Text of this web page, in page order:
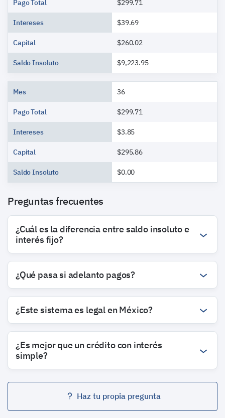
Pago Total $299.71
Intereses $39.69
Capital $260.02
Saldo Insoluto $9,223.95
Mes 36
Pago Total $299.71
Intereses $3.85
Capital $295.86
Saldo Insoluto $0.00
Preguntas frecuentes
¿Cuál es la diferencia entre saldo insoluto e
interés fijo?
¿Qué pasa si adelanto pagos?
¿Este sistema es legal en México?
¿Es mejor que un crédito con interés
simple?
Haz tu propia pregunta